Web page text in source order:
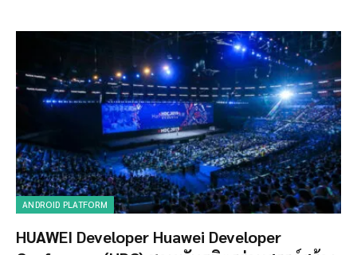
ANDROID PLATFORM
HUAWEI Developer Huawei Developer